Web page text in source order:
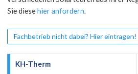
Sie diesehier anfordern.
Fachbetrieb nicht dabei? Hier eintragen!
KH-Therm